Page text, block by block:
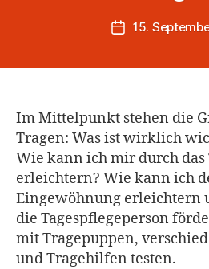
15.
Im Mittelpunkt stehen die
Tragen: Was ist wirklich
Wie kann ich mir durch
erleichtern? Wie kann ich
Eingewöhnung erleichtern
die Tagespflegeperson
mit Tragepuppen,
und Tragehilfen testen.